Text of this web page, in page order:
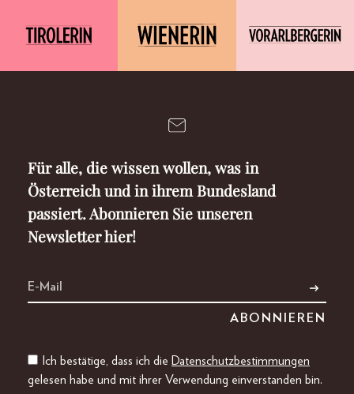
Für alle, die wissen wollen, was in
Österreich und in ihrem Bundesland
passiert. Abonnieren Sie unseren
Newsletter hier!
Ich bestätige, dass ich die Datenschutzbestimmungen
gelesen habe und mit ihrer Verwendung einverstanden bin.